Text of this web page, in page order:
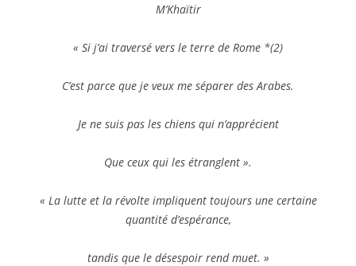
M’Khaïtir
« Si j’ai traversé vers le terre de Rome *(2)
C’est parce que je veux me séparer des Arabes.
Je ne suis pas les chiens qui n’apprécient
Que ceux qui les étranglent ».
« La lutte et la révolte impliquent toujours une certaine
quantité d’espérance,
tandis que le désespoir rend muet. »